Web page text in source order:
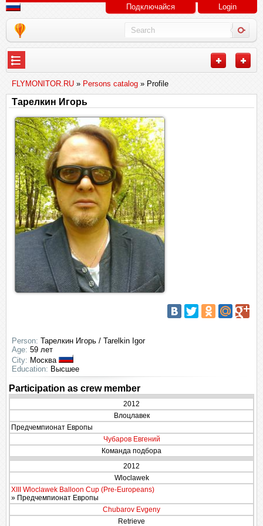
Подключайся Login
FLYMONITOR.RU » Persons catalog » Profile
Тарелкин Игорь
Person: Тарелкин Игорь / Tarelkin Igor
Age: 59 лет
City: Москва
Education: Высшее
Participation as crew member
2012
Влоцлавек
Предчемпионат Европы
Чубаров Евгений
Команда подбора
2012
Wloclawek
XIII Wloclawek Balloon Cup (Pre-Europeans)
» Предчемпионат Европы
Chubarov Evgeny
Retrieve